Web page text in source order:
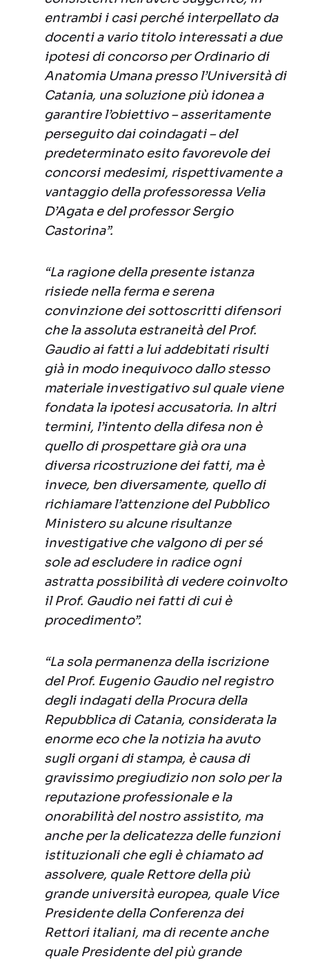
entrambi i casi perché interpellato da
docenti a vario titolo interessati a due
ipotesi di concorso per Ordinario di
Anatomia Umana presso l’Università di
Catania, una soluzione più idonea a
garantire l’obiettivo – asseritamente
perseguito dai coindagati – del
predeterminato esito favorevole dei
concorsi medesimi, rispettivamente a
vantaggio della professoressa Velia
D’Agata e del professor Sergio
Castorina”.
“La ragione della presente istanza
risiede nella ferma e serena
convinzione dei sottoscritti difensori
che la assoluta estraneità del Prof.
Gaudio ai fatti a lui addebitati risulti
già in modo inequivoco dallo stesso
materiale investigativo sul quale viene
fondata la ipotesi accusatoria. In altri
termini, l’intento della difesa non è
quello di prospettare già ora una
diversa ricostruzione dei fatti, ma è
invece, ben diversamente, quello di
richiamare l’attenzione del Pubblico
Ministero su alcune risultanze
investigative che valgono di per sé
sole ad escludere in radice ogni
astratta possibilità di vedere coinvolto
il Prof. Gaudio nei fatti di cui è
procedimento”.
“La sola permanenza della iscrizione
del Prof. Eugenio Gaudio nel registro
degli indagati della Procura della
Repubblica di Catania, considerata la
enorme eco che la notizia ha avuto
sugli organi di stampa, è causa di
gravissimo pregiudizio non solo per la
reputazione professionale e la
onorabilità del nostro assistito, ma
anche per la delicatezza delle funzioni
istituzionali che egli è chiamato ad
assolvere, quale Rettore della più
grande università europea, quale Vice
Presidente della Conferenza dei
Rettori italiani, ma di recente anche
quale Presidente del più grande